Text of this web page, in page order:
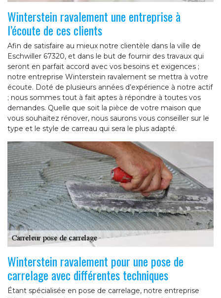
Winterstein ravalement une entreprise à
l’écoute de ces clients
Afin de satisfaire au mieux notre clientèle dans la ville de
Eschwiller 67320, et dans le but de fournir des travaux qui
seront en parfait accord avec vos besoins et exigences ;
notre entreprise Winterstein ravalement se mettra à votre
écoute. Doté de plusieurs années d’expérience à notre actif
; nous sommes tout à fait aptes à répondre à toutes vos
demandes. Quelle que soit la pièce de votre maison que
vous souhaitez rénover, nous saurons vous conseiller sur le
type et le style de carreau qui sera le plus adapté.
Winterstein ravalement pour une pose de
carrelage avec différentes techniques
Étant spécialisée en pose de carrelage, notre entreprise